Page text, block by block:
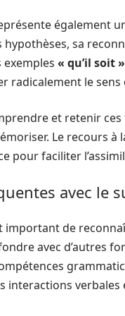
également
hypothèses, sa
exemples « qu’il soit »
radicalement le sens
et retenir
Le recours
pour faciliter
avec le
important de
avec d’autres
interactions